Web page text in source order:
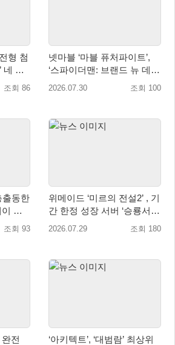
형 첨
네 번
조회 86
넷마블 ‘마블 퓨처파이트’,
‘스파이더맨: 브랜드 뉴 데
이’ 업데이트…美 코믹콘 참
2026.07.30 조회 100
출동한
이 트
조회 93
위메이드 ‘미르의 전설2’ , 기
간 한정 성장 서버 ‘승룡서
버’ 사전 예약 실시
2026.07.29 조회 180
전
‘아키텍트’, ‘대범람’ 최상위